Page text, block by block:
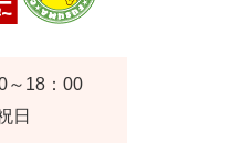
～18：00
日